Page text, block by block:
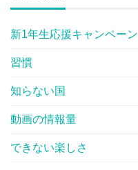
新1年生応援キャンペーン
習慣
知らない国
動画の情報量
できない楽しさ